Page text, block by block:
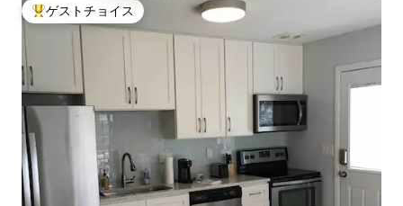
大好評のゲストチョイスです。
ゲストチョイス